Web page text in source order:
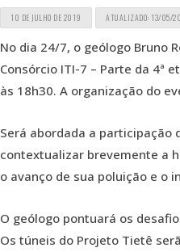
10 DE JULHO DE 2019 ATUALIZADO: 13/05/
No dia 24/7, o geólogo Bruno
Consórcio ITI-7 – Parte da 4ª
às 18h30. A organização do
Será abordada a participação
contextualizar brevemente a
o avanço de sua poluição e o
O geólogo pontuará os
Os túneis do Projeto Tietê